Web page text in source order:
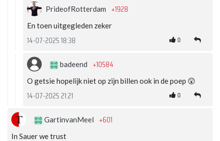
PrideofRotterdam +1928
En toen uitgegleden zeker
14-07-2025 18:38 0
badeend +10584
O getsie hopelijk niet op zijn billen ook in de poep 😲
14-07-2025 21:21 0
GartinvanMeel +601
In Sauer we trust